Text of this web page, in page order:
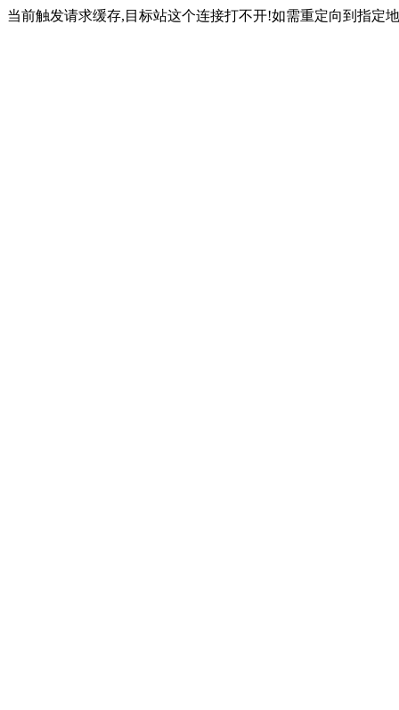
当前触发请求缓存,目标站这个连接打不开!如需重定向到指定